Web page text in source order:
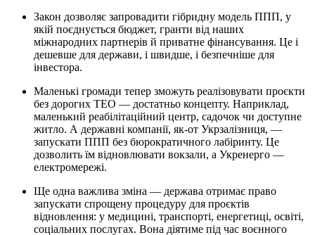
Закон дозволяє запровадити гібридну модель ППП, у
якій поєднується бюджет, гранти від наших
міжнародних партнерів й приватне фінансування. Це і
дешевше для держави, і швидше, і безпечніше для
інвестора.
Маленькі громади тепер зможуть реалізовувати проєкти
без дорогих ТЕО — достатньо концепту. Наприклад,
маленький реабілітаційний центр, садочок чи доступне
житло. А державні компанії, як-от Укрзалізниця, —
запускати ППП без бюрократичного лабіринту. Це
дозволить їм відновлювати вокзали, а Укренерго —
електромережі.
Ще одна важлива зміна — держава отримає право
запускати спрощену процедуру для проєктів
відновлення: у медицині, транспорті, енергетиці, освіті,
соціальних послугах. Вона діятиме під час воєнного